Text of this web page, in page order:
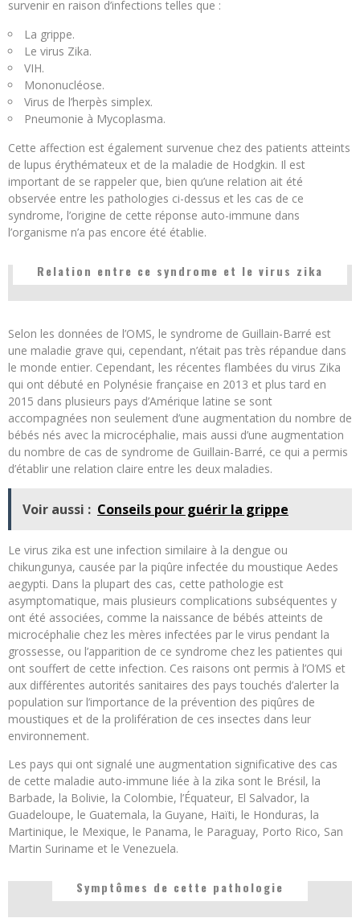
survenir en raison d’infections telles que :
La grippe.
Le virus Zika.
VIH.
Mononucléose.
Virus de l’herpès simplex.
Pneumonie à Mycoplasma.
Cette affection est également survenue chez des patients atteints
de lupus érythémateux et de la maladie de Hodgkin. Il est
important de se rappeler que, bien qu’une relation ait été
observée entre les pathologies ci-dessus et les cas de ce
syndrome, l’origine de cette réponse auto-immune dans
l’organisme n’a pas encore été établie.
Relation entre ce syndrome et le virus zika
Selon les données de l’OMS, le syndrome de Guillain-Barré est
une maladie grave qui, cependant, n’était pas très répandue dans
le monde entier. Cependant, les récentes flambées du virus Zika
qui ont débuté en Polynésie française en 2013 et plus tard en
2015 dans plusieurs pays d’Amérique latine se sont
accompagnées non seulement d’une augmentation du nombre de
bébés nés avec la microcéphalie, mais aussi d’une augmentation
du nombre de cas de syndrome de Guillain-Barré, ce qui a permis
d’établir une relation claire entre les deux maladies.
Voir aussi : Conseils pour guérir la grippe
Le virus zika est une infection similaire à la dengue ou
chikungunya, causée par la piqûre infectée du moustique Aedes
aegypti. Dans la plupart des cas, cette pathologie est
asymptomatique, mais plusieurs complications subséquentes y
ont été associées, comme la naissance de bébés atteints de
microcéphalie chez les mères infectées par le virus pendant la
grossesse, ou l’apparition de ce syndrome chez les patientes qui
ont souffert de cette infection. Ces raisons ont permis à l’OMS et
aux différentes autorités sanitaires des pays touchés d’alerter la
population sur l’importance de la prévention des piqûres de
moustiques et de la prolifération de ces insectes dans leur
environnement.
Les pays qui ont signalé une augmentation significative des cas
de cette maladie auto-immune liée à la zika sont le Brésil, la
Barbade, la Bolivie, la Colombie, l’Équateur, El Salvador, la
Guadeloupe, le Guatemala, la Guyane, Haïti, le Honduras, la
Martinique, le Mexique, le Panama, le Paraguay, Porto Rico, San
Martin Suriname et le Venezuela.
Symptômes de cette pathologie